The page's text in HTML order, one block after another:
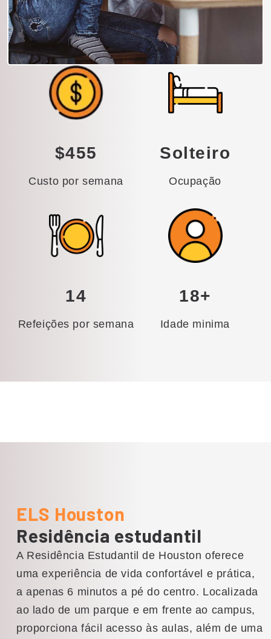
$455
Custo por semana
Solteiro
Ocupação
14
Refeições por semana
18+
Idade minima
ELS Houston
Residência estudantil
A Residência Estudantil de Houston oferece
uma experiência de vida confortável e prática,
a apenas 6 minutos a pé do centro. Localizada
ao lado de um parque e em frente ao campus,
proporciona fácil acesso às aulas, além de uma